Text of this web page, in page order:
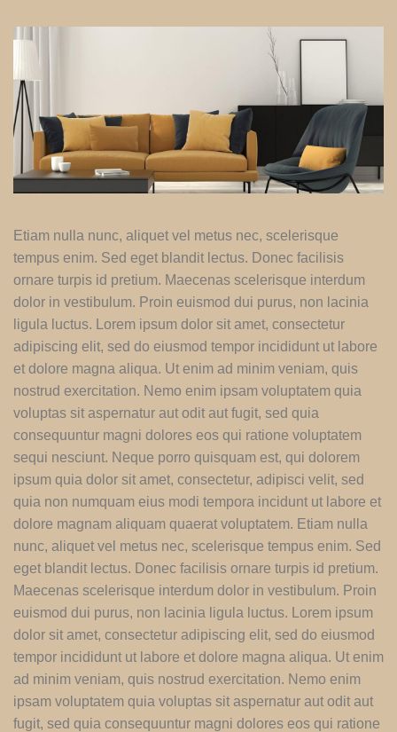
Etiam nulla nunc, aliquet vel metus nec, scelerisque
tempus enim. Sed eget blandit lectus. Donec facilisis
ornare turpis id pretium. Maecenas scelerisque interdum
dolor in vestibulum. Proin euismod dui purus, non lacinia
ligula luctus. Lorem ipsum dolor sit amet, consectetur
adipiscing elit, sed do eiusmod tempor incididunt ut labore
et dolore magna aliqua. Ut enim ad minim veniam, quis
nostrud exercitation. Nemo enim ipsam voluptatem quia
voluptas sit aspernatur aut odit aut fugit, sed quia
consequuntur magni dolores eos qui ratione voluptatem
sequi nesciunt. Neque porro quisquam est, qui dolorem
ipsum quia dolor sit amet, consectetur, adipisci velit, sed
quia non numquam eius modi tempora incidunt ut labore et
dolore magnam aliquam quaerat voluptatem. Etiam nulla
nunc, aliquet vel metus nec, scelerisque tempus enim. Sed
eget blandit lectus. Donec facilisis ornare turpis id pretium.
Maecenas scelerisque interdum dolor in vestibulum. Proin
euismod dui purus, non lacinia ligula luctus. Lorem ipsum
dolor sit amet, consectetur adipiscing elit, sed do eiusmod
tempor incididunt ut labore et dolore magna aliqua. Ut enim
ad minim veniam, quis nostrud exercitation. Nemo enim
ipsam voluptatem quia voluptas sit aspernatur aut odit aut
fugit, sed quia consequuntur magni dolores eos qui ratione